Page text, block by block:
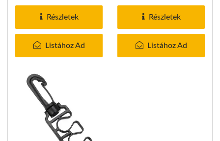
elhelyezted...Részletek
Listához Ad
elhelyezted...Részletek
Listához Ad